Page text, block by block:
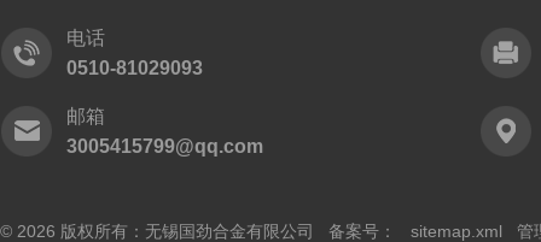
电话
0510-81029093
邮箱
3005415799@qq.com
© 2026 版权所有：无锡国劲合金有限公司 备案号： sitemap.xml 管